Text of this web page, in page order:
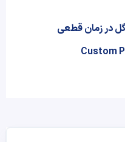
در زمان قطعی